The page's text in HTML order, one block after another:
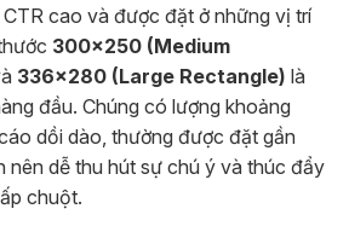
cao và được đặt ở những vị trí
300×250 (Medium
336×280 (Large Rectangle) là
đầu. Chúng có lượng khoảng
dồi dào, thường được đặt gần
nên dễ thu hút sự chú ý và thúc đẩy
chuột.